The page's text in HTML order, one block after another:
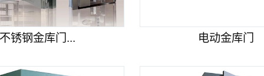
不锈钢金库门... 电动金库门